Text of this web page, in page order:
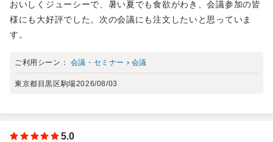
おいしくジューシーで、暑い夏でも食欲がわき、会議参加の皆
様にも大好評でした。次の会議にも注文したいと思っていま
す。
ご利用シーン： 会議・セミナー › 会議
東京都目黒区駒場2026/08/03
5.0